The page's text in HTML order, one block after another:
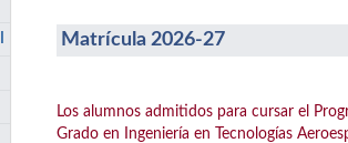
Matrícula 2026-27
Los alumnos admitidos para cursar el
Grado en Ingeniería en Tecnologías